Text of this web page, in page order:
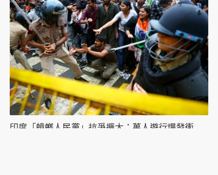
印度「蟑螂人民黨」抗爭擴大：萬人遊行爆發衝